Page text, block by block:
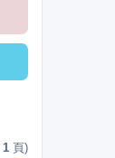
1 頁)